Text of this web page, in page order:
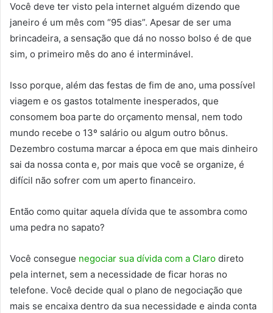
Você deve ter visto pela internet alguém dizendo que
janeiro é um mês com “95 dias”. Apesar de ser uma
brincadeira, a sensação que dá no nosso bolso é de que
sim, o primeiro mês do ano é interminável.
Isso porque, além das festas de fim de ano, uma possível
viagem e os gastos totalmente inesperados, que
consomem boa parte do orçamento mensal, nem todo
mundo recebe o 13º salário ou algum outro bônus.
Dezembro costuma marcar a época em que mais dinheiro
sai da nossa conta e, por mais que você se organize, é
difícil não sofrer com um aperto financeiro.
Então como quitar aquela dívida que te assombra como
uma pedra no sapato?
Você consegue negociar sua dívida com a Claro direto
pela internet, sem a necessidade de ficar horas no
telefone. Você decide qual o plano de negociação que
mais se encaixa dentro da sua necessidade e ainda conta